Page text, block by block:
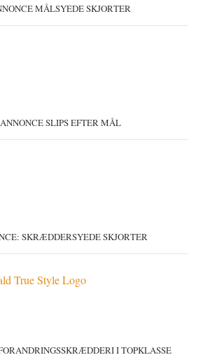
MÅLSYEDE SKJORTER
ANNONCE SLIPS EFTER MÅL
SKRÆDDERSYEDE SKJORTER
I TOPKLASSE